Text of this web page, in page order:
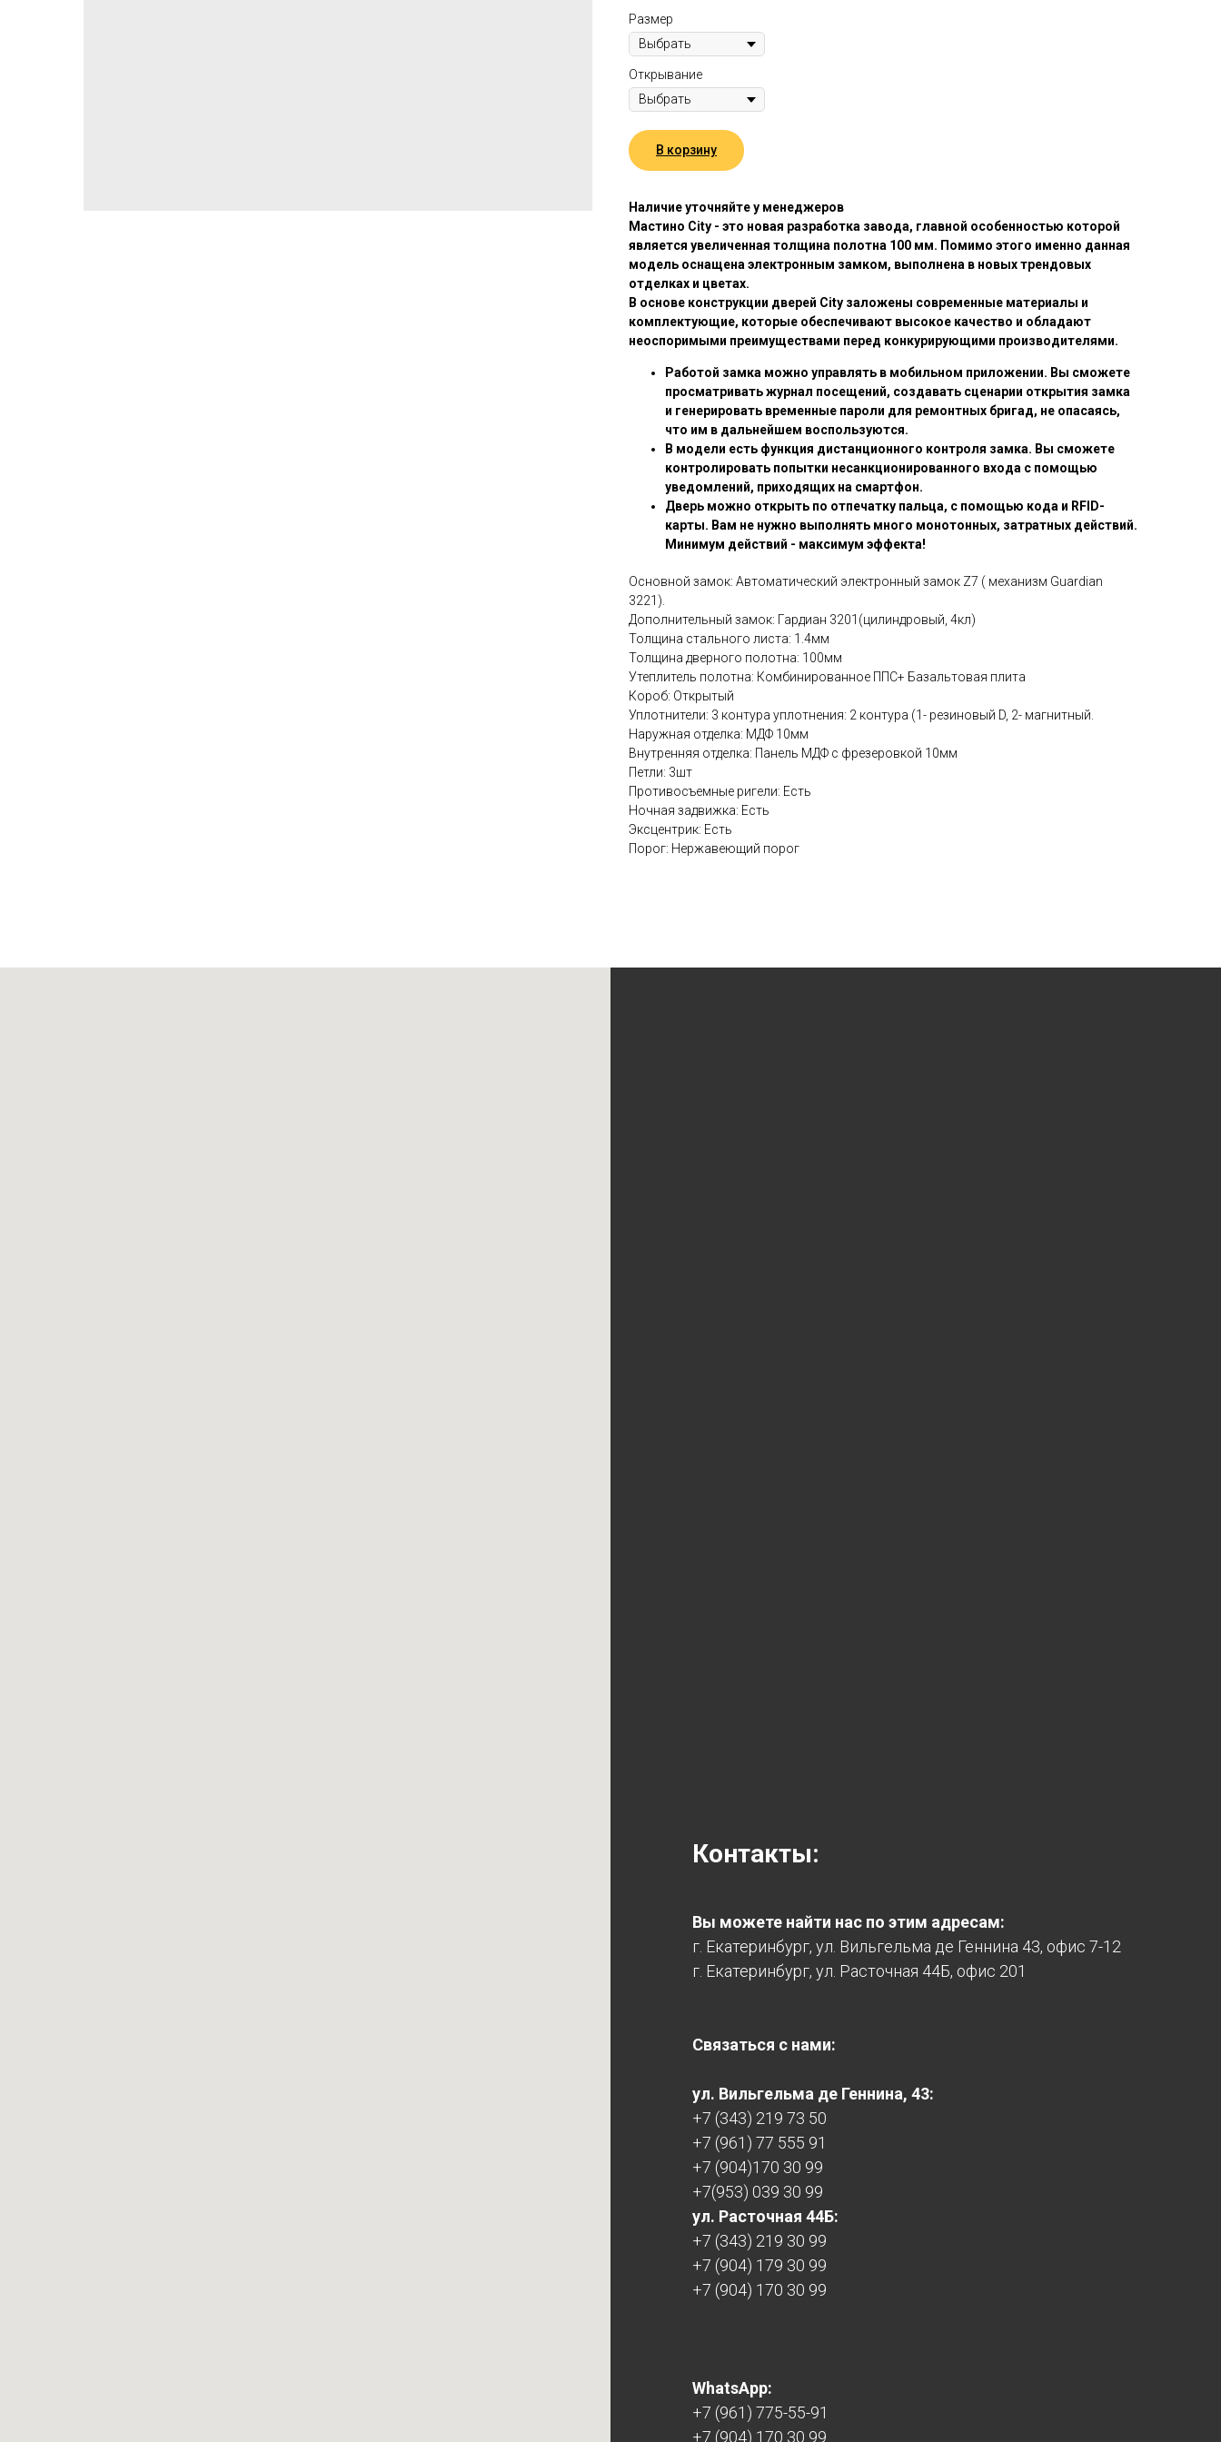
Размер
Открывание
В корзину
Наличие уточняйте у менеджеров
Мастино City - это новая разработка завода, главной особенностью которой
является увеличенная толщина полотна 100 мм. Помимо этого именно данная
модель оснащена электронным замком, выполнена в новых трендовых
отделках и цветах.
В основе конструкции дверей City заложены современные материалы и
комплектующие, которые обеспечивают высокое качество и обладают
неоспоримыми преимуществами перед конкурирующими производителями.
Работой замка можно управлять в мобильном приложении. Вы сможете
просматривать журнал посещений, создавать сценарии открытия замка
и генерировать временные пароли для ремонтных бригад, не опасаясь,
что им в дальнейшем воспользуются.
В модели есть функция дистанционного контроля замка. Вы сможете
контролировать попытки несанкционированного входа с помощью
уведомлений, приходящих на смартфон.
Дверь можно открыть по отпечатку пальца, с помощью кода и RFID-
карты. Вам не нужно выполнять много монотонных, затратных действий.
Минимум действий - максимум эффекта!
Основной замок: Автоматический электронный замок Z7 ( механизм Guardian
3221).
Дополнительный замок: Гардиан 3201(цилиндровый, 4кл)
Толщина стального листа: 1.4мм
Толщина дверного полотна: 100мм
Утеплитель полотна: Комбинированное ППС+ Базальтовая плита
Короб: Открытый
Уплотнители: 3 контура уплотнения: 2 контура (1- резиновый D, 2- магнитный.
Наружная отделка: МДФ 10мм
Внутренняя отделка: Панель МДФ с фрезеровкой 10мм
Петли: 3шт
Противосъемные ригели: Есть
Ночная задвижка: Есть
Эксцентрик: Есть
Порог: Нержавеющий порог
Контакты:
Вы можете найти нас по этим адресам:
г. Екатеринбург, ул. Вильгельма де Геннина 43, офис 7-12
г. Екатеринбург, ул. Расточная 44Б, офис 201
Связаться с нами:
ул. Вильгельма де Геннина, 43:
+7 (343) 219 73 50
+7 (961) 77 555 91
+7 (904)170 30 99
+7(953) 039 30 99
ул. Расточная 44Б:
+7 (343) 219 30 99
+7 (904) 179 30 99
+7 (904) 170 30 99
WhatsApp:
+7 (961) 775-55-91
+7 (904) 170 30 99